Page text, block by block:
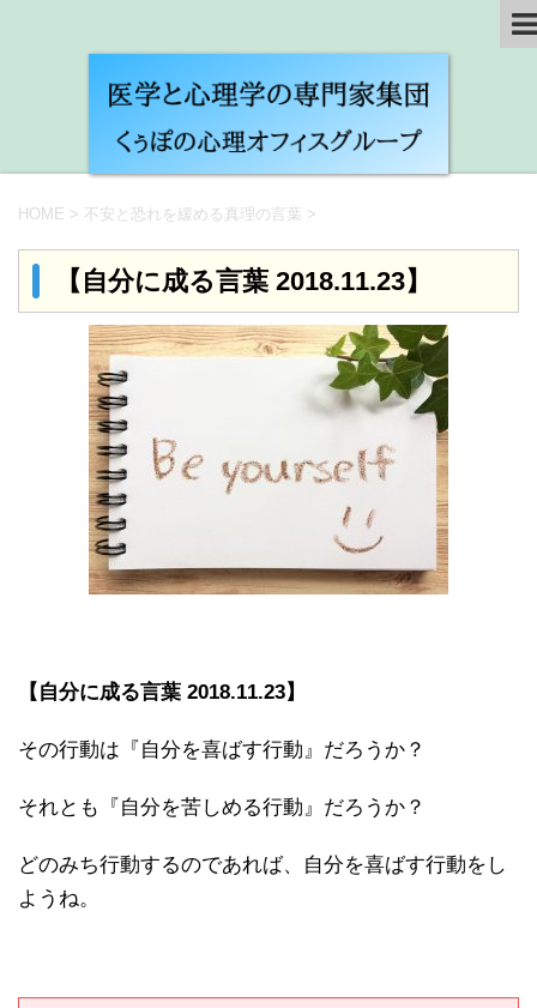
HOME > 不安と恐れを緩める真理の言葉 >
【自分に成る言葉 2018.11.23】
【自分に成る言葉 2018.11.23】
その行動は『自分を喜ばす行動』だろうか？
それとも『自分を苦しめる行動』だろうか？
どのみち行動するのであれば、自分を喜ばす行動をし
ようね。